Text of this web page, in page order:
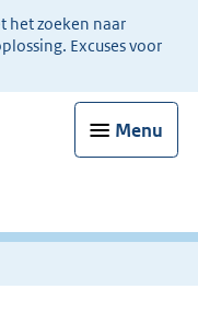
het zoeken naar
Excuses voor
Menu